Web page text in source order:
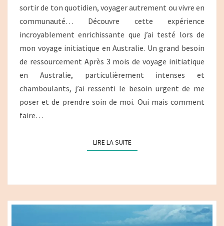
BLUE
MOUNTAINS
sortir de ton quotidien, voyager autrement ou vivre en
communauté… Découvre cette expérience
incroyablement enrichissante que j’ai testé lors de
mon voyage initiatique en Australie. Un grand besoin
de ressourcement Après 3 mois de voyage initiatique
en Australie, particulièrement intenses et
chamboulants, j’ai ressenti le besoin urgent de me
poser et de prendre soin de moi. Oui mais comment
faire…
LIRE LA SUITELIRE LA SUITE